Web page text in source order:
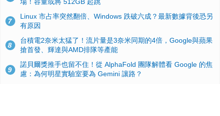
7
Linux 市占率突然翻倍、Windows 跌破六成？最新數據背後恐另
有原因
8
台積電2奈米太猛了！流片量是3奈米同期的4倍，Google與蘋果
搶首發、輝達與AMD排隊等產能
9
諾貝爾獎推手也留不住！從 AlphaFold 團隊解體看 Google 的焦
慮：為何明星實驗室要為 Gemini 讓路？